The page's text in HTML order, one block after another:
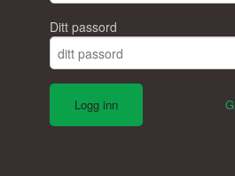
Ditt passord